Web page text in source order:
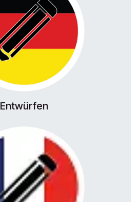
Entwürfen